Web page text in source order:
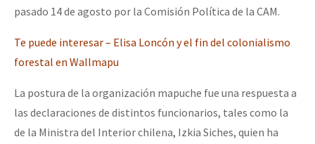
pasado 14 de agosto por la Comisión Política de la CAM.
Te puede interesar – Elisa Loncón y el fin del colonialismo
forestal en Wallmapu
La postura de la organización mapuche fue una respuesta a
las declaraciones de distintos funcionarios, tales como la
de la Ministra del Interior chilena, Izkia Siches, quien ha